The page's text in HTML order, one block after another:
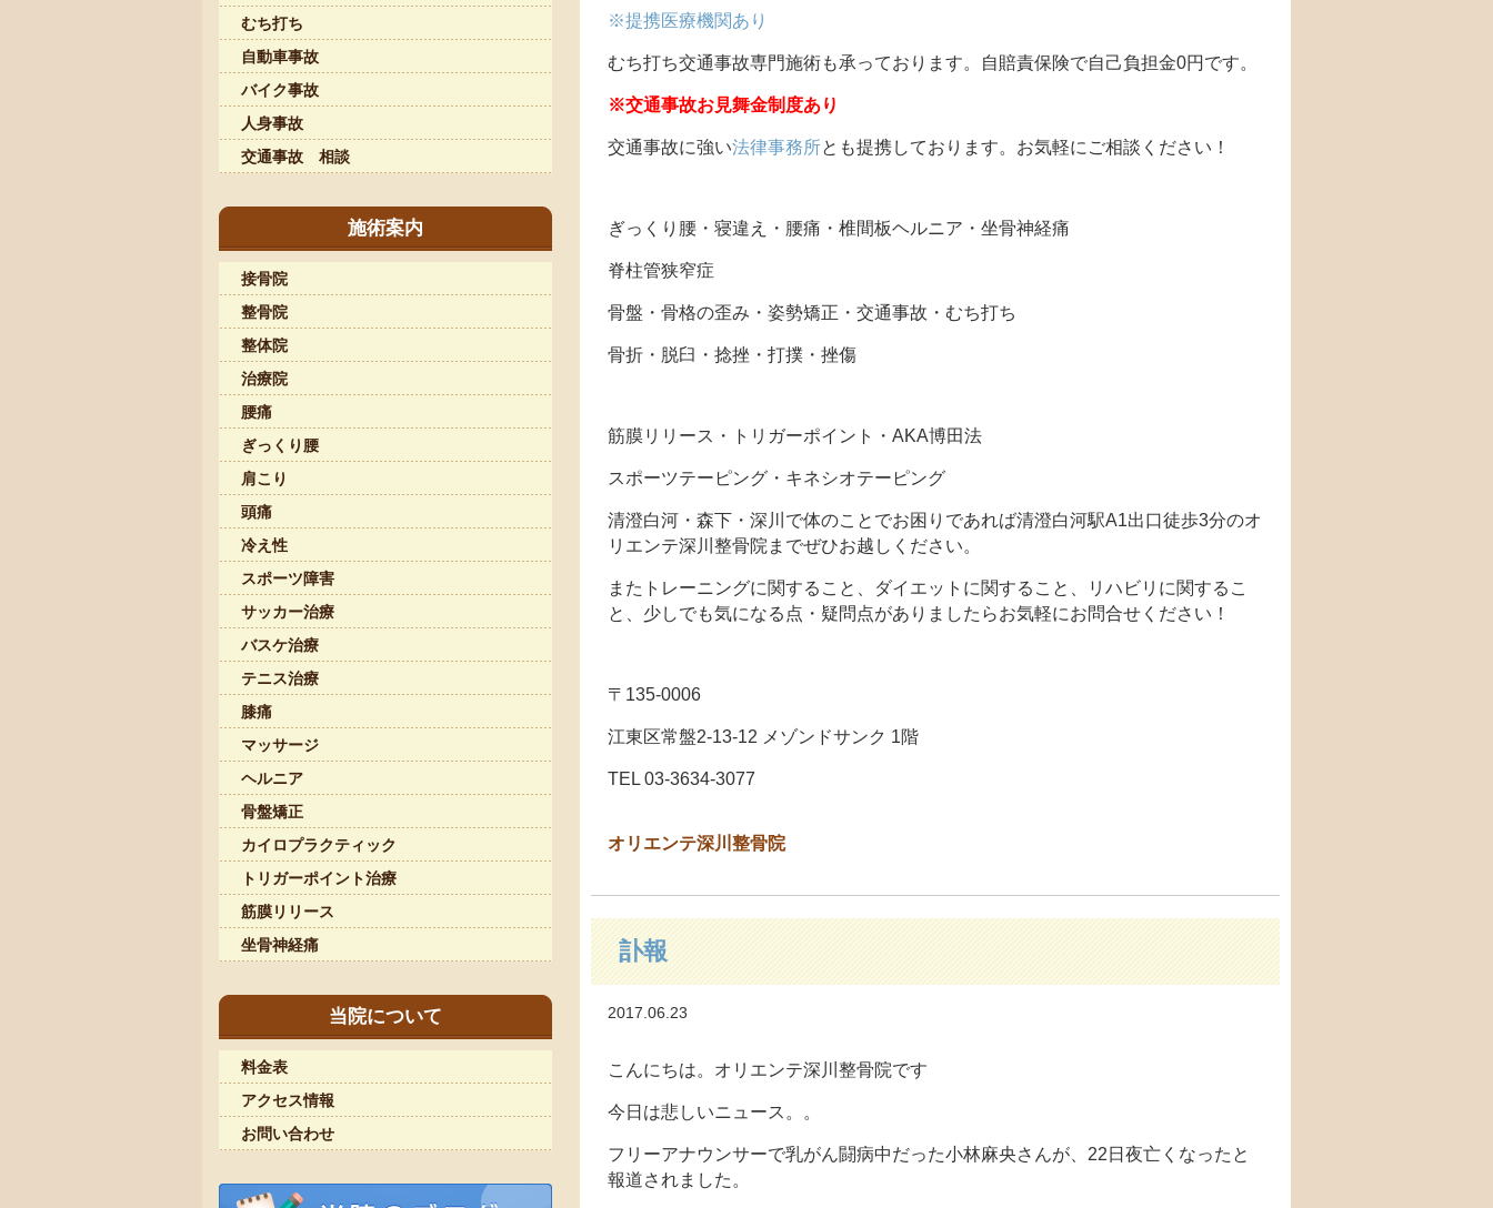
※提携医療機関あり
むち打ち交通事故専門施術も承っております。自賠責保険で自己負担金0円です。
※交通事故お見舞金制度あり
交通事故に強い法律事務所とも提携しております。お気軽にご相談ください！
ぎっくり腰・寝違え・腰痛・椎間板ヘルニア・坐骨神経痛
脊柱管狭窄症
骨盤・骨格の歪み・姿勢矯正・交通事故・むち打ち
骨折・脱臼・捻挫・打撲・挫傷
筋膜リリース・トリガーポイント・AKA博田法
スポーツテーピング・キネシオテーピング
清澄白河・森下・深川で体のことでお困りであれば清澄白河駅A1出口徒歩3分のオ
リエンテ深川整骨院までぜひお越しください。
またトレーニングに関すること、ダイエットに関すること、リハビリに関するこ
と、少しでも気になる点・疑問点がありましたらお気軽にお問合せください！
〒135-0006
江東区常盤2-13-12 メゾンドサンク 1階
TEL 03-3634-3077
オ リエンテ深川整骨院
訃報
2017.06.23
こんにちは。オリエンテ深川整骨院です
今日は悲しいニュース。。
フリーアナウンサーで乳がん闘病中だった小林麻央さんが、22日夜亡くなったと
報道されました。
むち打ち
自動車事故
バイク事故
人身事故
交通事故 相談
施術案内
接骨院
整骨院
整体院
治療院
腰痛
ぎっくり腰
肩こり
頭痛
冷え性
スポーツ障害
サッカー治療
バスケ治療
テニス治療
膝痛
マッサージ
ヘルニア
骨盤矯正
カイロプラクティック
トリガーポイント治療
筋膜リリース
坐骨神経痛
当院について
料金表
アクセス情報
お問い合わせ